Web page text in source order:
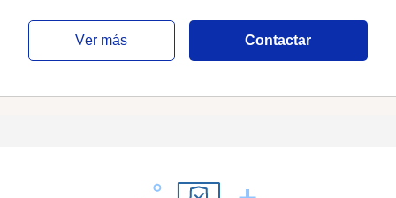
ver más Contactar